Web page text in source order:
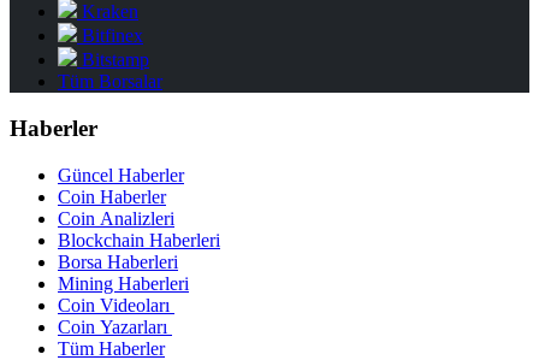
Kraken
Bitfinex
Bitstamp
Tüm Borsalar
Haberler
Güncel Haberler
Coin Haberler
Coin Analizleri
Blockchain Haberleri
Borsa Haberleri
Mining Haberleri
Coin Videoları
Coin Yazarları
Tüm Haberler